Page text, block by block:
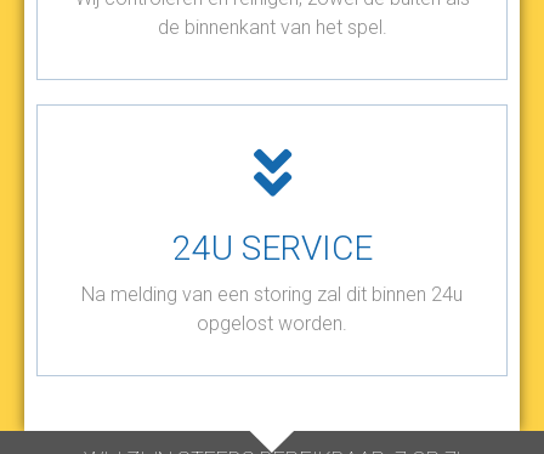
de binnenkant van het spel.
24U SERVICE
Na melding van een storing zal dit binnen 24u
opgelost worden.